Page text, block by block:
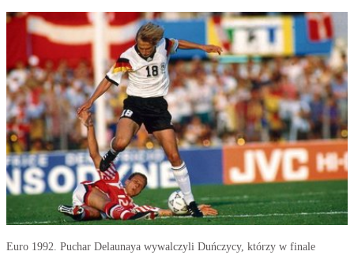
Euro 1992. Puchar Delaunaya wywalczyli Duńczycy, którzy w finale